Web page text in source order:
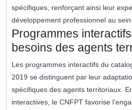
spécifiques, renforçant ainsi leur
développement professionnel au
Programmes
besoins des agents
Les programmes interactifs du
2019 se distinguent par leur
spécifiques des agents territoriaux.
interactives, le CNFPT favorise